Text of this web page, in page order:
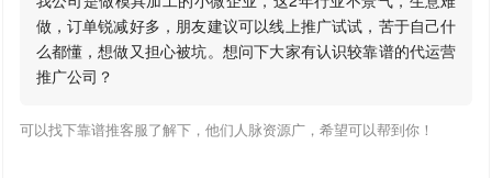
做，订单锐减好多，朋友建议可以线上推广试试，苦于自己什
么都懂，想做又担心被坑。想问下大家有认识较靠谱的代运营
推广公司？
可以找下靠谱推客服了解下，他们人脉资源广，希望可以帮到你！